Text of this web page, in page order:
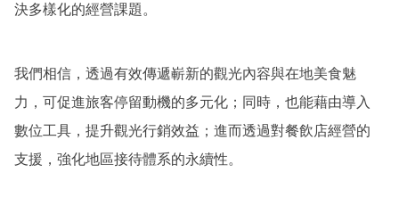
決多樣化的經營課題。
我們相信，透過有效傳遞嶄新的觀光內容與在地美食魅
力，可促進旅客停留動機的多元化；同時，也能藉由導入
數位工具，提升觀光行銷效益；進而透過對餐飲店經營的
支援，強化地區接待體系的永續性。